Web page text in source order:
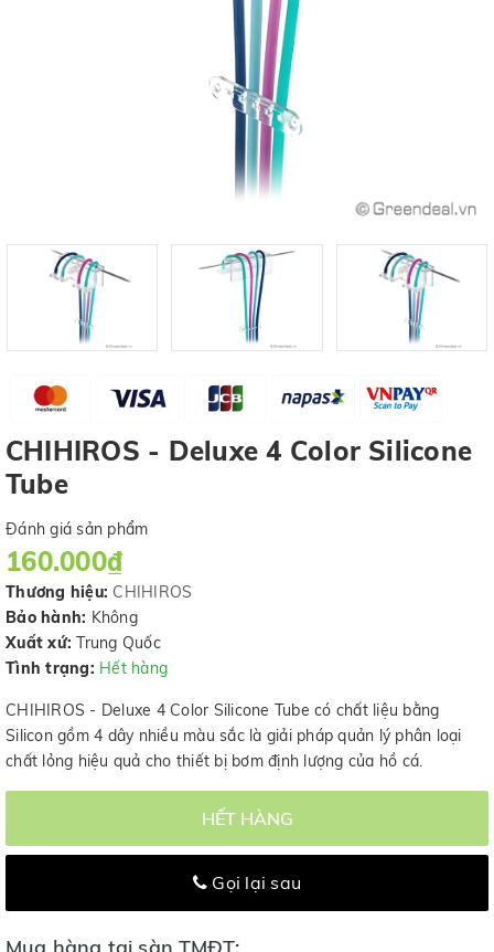
CHIHIROS - Deluxe 4 Color Silicone
Tube
Đánh giá sản phẩm
160.000₫
Thương hiệu: CHIHIROS
Bảo hành: Không
Xuất xứ: Trung Quốc
Tình trạng: Hết hàng
CHIHIROS - Deluxe 4 Color Silicone Tube có chất liệu bằng
Silicon gồm 4 dây nhiều màu sắc là giải pháp quản lý phân loại
chất lỏng hiệu quả cho thiết bị bơm định lượng của hồ cá.
HẾT HÀNG
Gọi lại sau
Mua hàng tại sàn TMĐT: